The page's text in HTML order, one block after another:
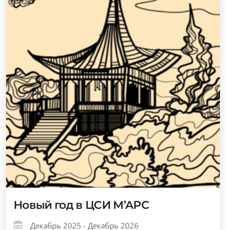
Новый год в ЦСИ М’АРС
Декабрь 2025 - Декабрь 2026